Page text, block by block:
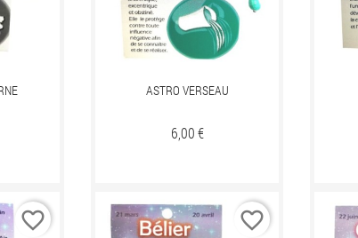
ASTRO VERSEAU
Prix
6,00 €
favorite_border favorite_border